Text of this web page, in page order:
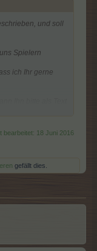
und soll
Spielern
ich Ihr gerne
bearbeitet: 18 Juni 2016
gefällt dies.